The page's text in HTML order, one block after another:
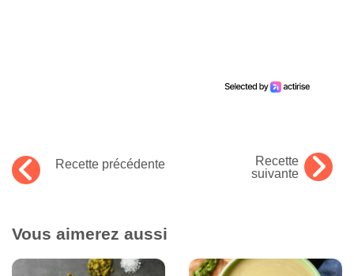
Recette précédente
Recette
suivante
Vous aimerez aussi